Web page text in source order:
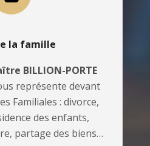
la famille
BILLION-PORTE
représente devant
Familiales : divorce,
des enfants,
partage des biens…